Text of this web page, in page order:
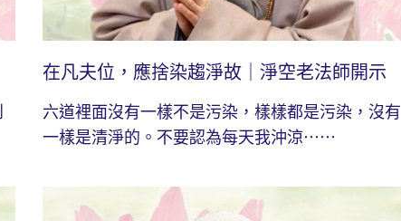
在凡夫位，應捨染趨淨故｜淨空老法師開示
六道裡面沒有一樣不是污染，樣樣都是污染，沒有
一樣是清淨的。不要認為每天我沖涼⋯⋯